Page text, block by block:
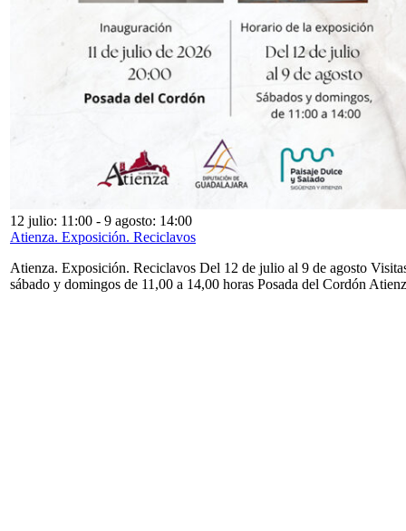
12 julio: 11:00 - 9 agosto: 14:00
Atienza. Exposición. Reciclavos
Atienza. Exposición. Reciclavos Del 12 de julio al 9 de agosto
sábado y domingos de 11,00 a 14,00 horas Posada del Cordón